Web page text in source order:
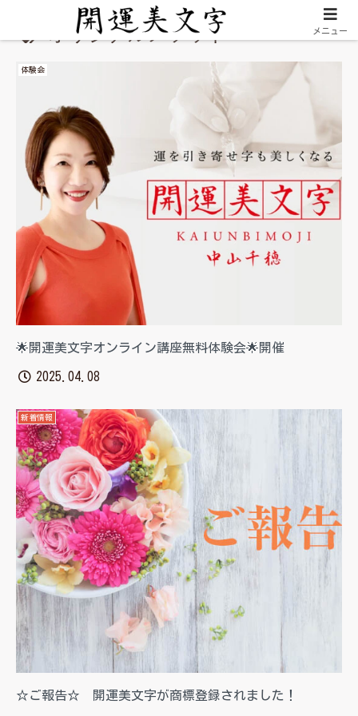
オリジナルメソッド
体験会
🌟開運美文字オンライン講座無料体験会🌟開催
2025.04.08
新着情報
☆ご報告☆ 開運美文字が商標登録されました！
メニュー